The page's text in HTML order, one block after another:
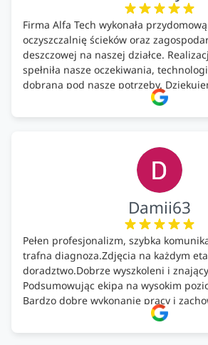
Firma Alfa Tech wykonała
oczyszczalnię ścieków oraz
deszczowej na naszej działce.
spełniła nasze oczekiwania,
dobrana pod nasze potrzeby.
wykonany montaż w świetnej
Damii63
Pełen profesjonalizm, szybka
trafna diagnoza.Zdjęcia na każdym
doradztwo.Dobrze wyszkoleni i
Podsumowując ekipa na wysokim
Bardzo dobre wykonanie pracy i